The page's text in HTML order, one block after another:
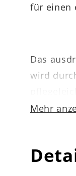
für einen
Das
wird
0004 in
Mehr